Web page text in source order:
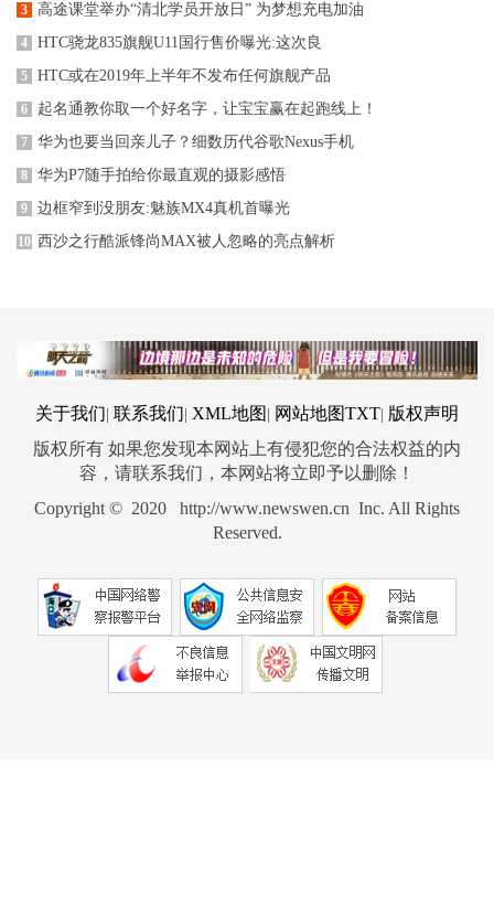
3 高途课堂举办“清北学员开放日” 为梦想充电加油
4 HTC骁龙835旗舰U11国行售价曝光:这次良
5 HTC或在2019年上半年不发布任何旗舰产品
6 起名通教你取一个好名字，让宝宝赢在起跑线上！
7 华为也要当回亲儿子？细数历代谷歌Nexus手机
8 华为P7随手拍给你最直观的摄影感悟
9 边框窄到没朋友:魅族MX4真机首曝光
10 西沙之行酷派锋尚MAX被人忽略的亮点解析
关于我们| 联系我们| XML地图 | 网站地图TXT| 版权声明
版权所有 如果您发现本网站上有侵犯您的合法权益的内
容，请联系我们，本网站将立即予以删除！
Copyright © 2020 http://www.newswen.cn Inc. All Rights
Reserved.